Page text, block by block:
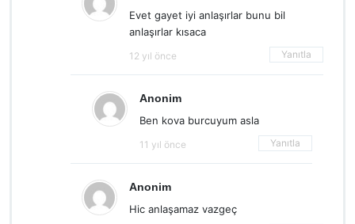
Evet gayet iyi anlaşırlar bunu bil
anlaşırlar kısaca
12 yıl önce Yanıtla
Anonim
Ben kova burcuyum asla
11 yıl önce Yanıtla
Anonim
Hic anlaşamaz vazgeç